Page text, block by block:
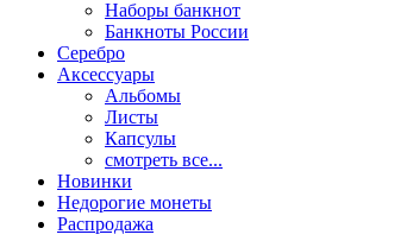
Наборы банкнот
Банкноты России
Серебро
Аксессуары
Альбомы
Листы
Капсулы
смотреть все...
Новинки
Недорогие монеты
Распродажа